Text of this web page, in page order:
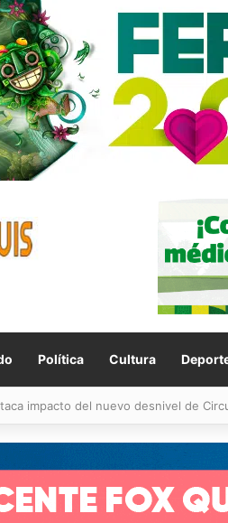
Política Cultura
reducción del 50 % en incendios